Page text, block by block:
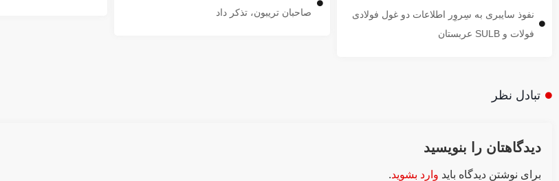
نفوذ سایبری به سِروِر اطلاعات دو غول فولادی
فولات و SULB عربستان
صاحبان تریبون، تذکر داد
تبادل نظر
دیدگاهتان را بنویسید
برای نوشتن دیدگاه باید وارد بشوید.